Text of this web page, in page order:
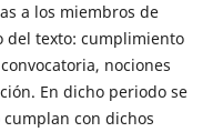
a los miembros de
texto: cumplimiento
nociones
En dicho periodo se
con dichos